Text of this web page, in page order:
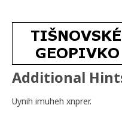
Additional
Uynih imuheh xnprer.